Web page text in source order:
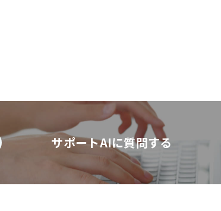
サポートAIに質問する